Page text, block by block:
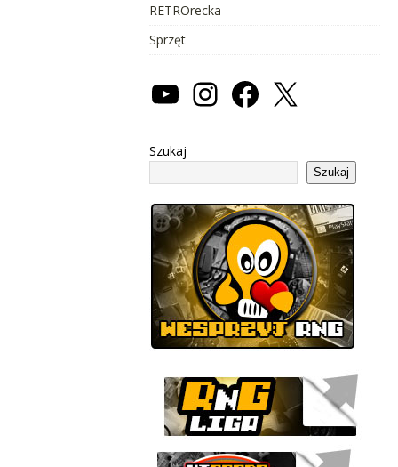
RETROrecka
Sprzęt
Szukaj
Szukaj